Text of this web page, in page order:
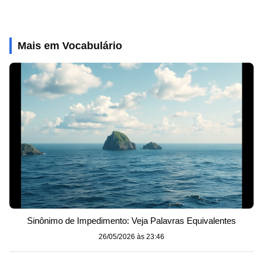
Mais em Vocabulário
Sinônimo de Impedimento: Veja Palavras Equivalentes
26/05/2026 às 23:46